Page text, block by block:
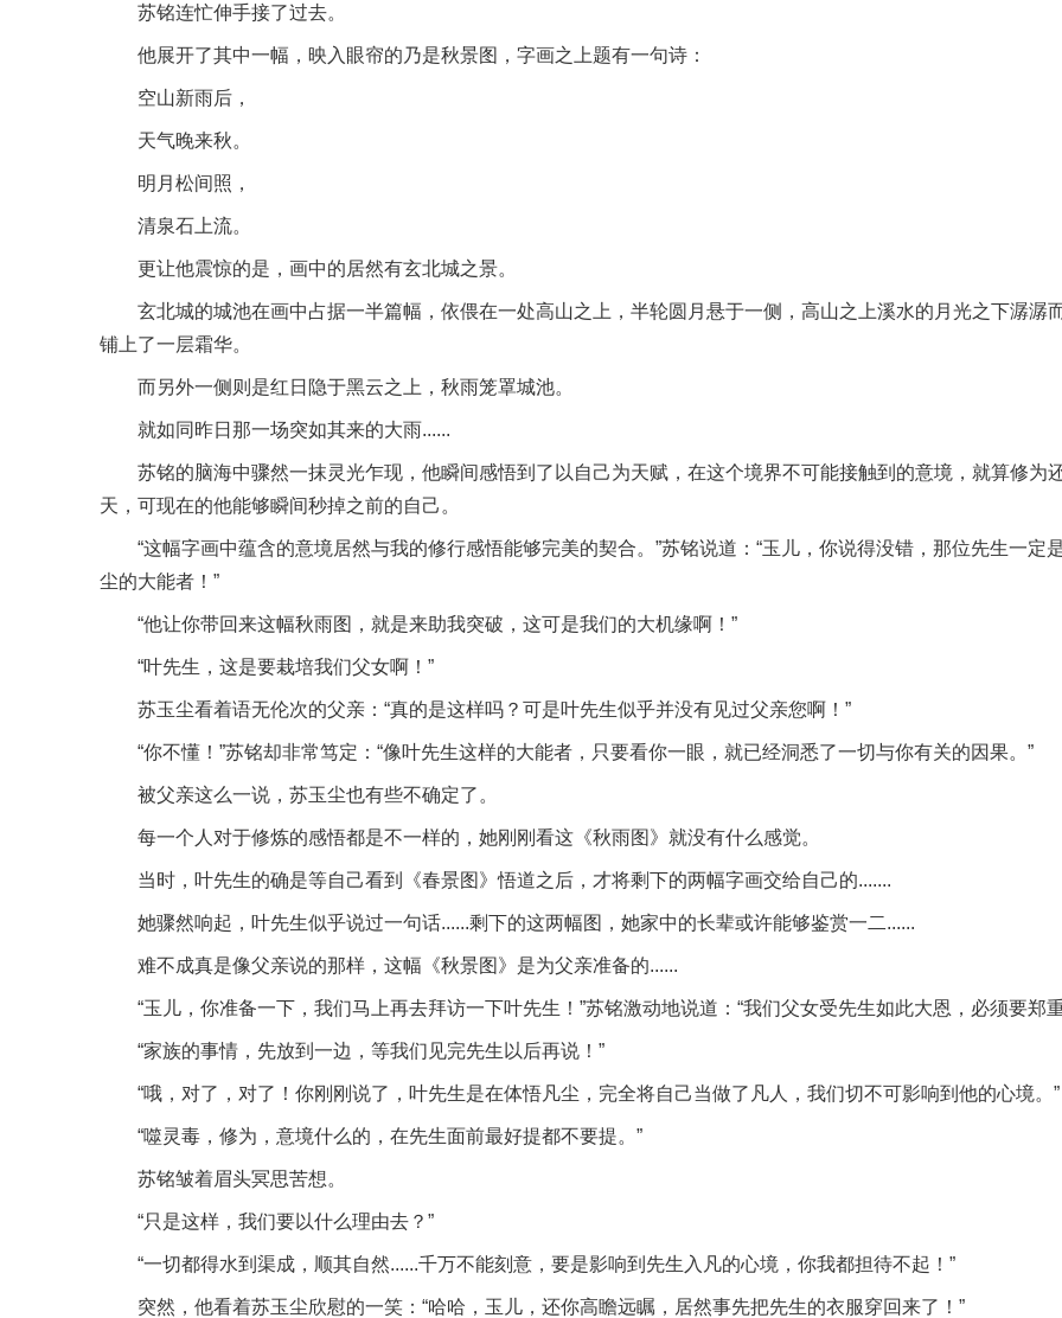
苏铭连忙伸手接了过去。
他展开了其中一幅，映入眼帘的乃是秋景图，字画之上题有一句诗：
空山新雨后，
天气晚来秋。
明月松间照，
清泉石上流。
更让他震惊的是，画中的居然有玄北城之景。
玄北城的城池在画中占据一半篇幅，依偎在一处高山之上，半轮圆月悬于一侧，高山之上溪水的月光之下潺潺
铺上了一层霜华。
而另外一侧则是红日隐于黑云之上，秋雨笼罩城池。
就如同昨日那一场突如其来的大雨......
苏铭的脑海中骤然一抹灵光乍现，他瞬间感悟到了以自己为天赋，在这个境界不可能接触到的意境，就算修为
天，可现在的他能够瞬间秒掉之前的自己。
“这幅字画中蕴含的意境居然与我的修行感悟能够完美的契合。”苏铭说道：“玉儿，你说得没错，那位先生一定
尘的大能者！”
“他让你带回来这幅秋雨图，就是来助我突破，这可是我们的大机缘啊！”
“叶先生，这是要栽培我们父女啊！”
苏玉尘看着语无伦次的父亲：“真的是这样吗？可是叶先生似乎并没有见过父亲您啊！”
“你不懂！”苏铭却非常笃定：“像叶先生这样的大能者，只要看你一眼，就已经洞悉了一切与你有关的因果。”
被父亲这么一说，苏玉尘也有些不确定了。
每一个人对于修炼的感悟都是不一样的，她刚刚看这《秋雨图》就没有什么感觉。
当时，叶先生的确是等自己看到《春景图》悟道之后，才将剩下的两幅字画交给自己的.......
她骤然响起，叶先生似乎说过一句话......剩下的这两幅图，她家中的长辈或许能够鉴赏一二......
难不成真是像父亲说的那样，这幅《秋景图》是为父亲准备的......
“玉儿，你准备一下，我们马上再去拜访一下叶先生！”苏铭激动地说道：“我们父女受先生如此大恩，必须要郑
“家族的事情，先放到一边，等我们见完先生以后再说！”
“哦，对了，对了！你刚刚说了，叶先生是在体悟凡尘，完全将自己当做了凡人，我们切不可影响到他的心境。”
“噬灵毒，修为，意境什么的，在先生面前最好提都不要提。”
苏铭皱着眉头冥思苦想。
“只是这样，我们要以什么理由去？”
“一切都得水到渠成，顺其自然......千万不能刻意，要是影响到先生入凡的心境，你我都担待不起！”
突然，他看着苏玉尘欣慰的一笑：“哈哈，玉儿，还你高瞻远瞩，居然事先把先生的衣服穿回来了！”